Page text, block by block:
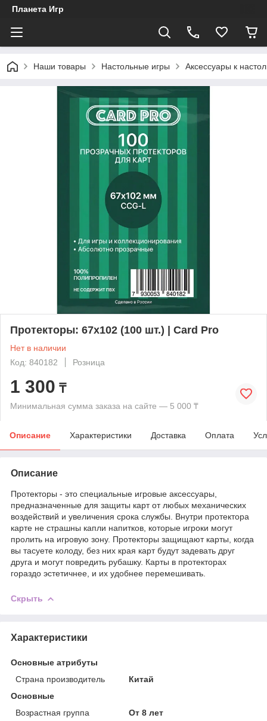
Планета Игр
Наши товары Настольные игры Аксессуары к
Протекторы: 67x102 (100 шт.) | Card Pro
Нет в наличии
Код: 840182
Розница
1 300 ₸
Минимальная сумма заказа на сайте — 5 000 ₸
Описание Характеристики Доставка Оплата
Описание
Протекторы - это специальные игровые аксессуары,
предназначенные для защиты карт от любых механических
воздействий и увеличения срока службы. Внутри протектора
карте не страшны капли напитков, которые игроки могут
пролить на игровую зону. Протекторы защищают карты, когда
вы тасуете колоду, без них края карт будут задевать друг
друга и могут повредить рубашку. Карты в протекторах
гораздо эстетичнее, и их удобнее перемешивать.
Скрыть
Характеристики
Основные атрибуты
Страна производитель
Китай
Основные
Возрастная группа
От 8 лет